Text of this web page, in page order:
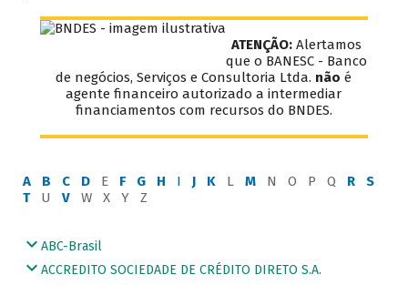
ATENÇÃO: Alertamos
que o BANESC - Banco
de negócios, Serviços e Consultoria Ltda. não é
agente financeiro autorizado a intermediar
financiamentos com recursos do BNDES.
A B C DE F G H I J KL MN O P Q R
S
TU VW X Y Z
ABC-Brasil
ACCREDITO SOCIEDADE DE CRÉDITO DIRETO S.A.